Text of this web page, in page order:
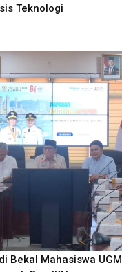
Teknologi
Bekal Mahasiswa UGM